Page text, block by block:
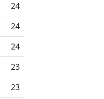
24
24
24
23
23